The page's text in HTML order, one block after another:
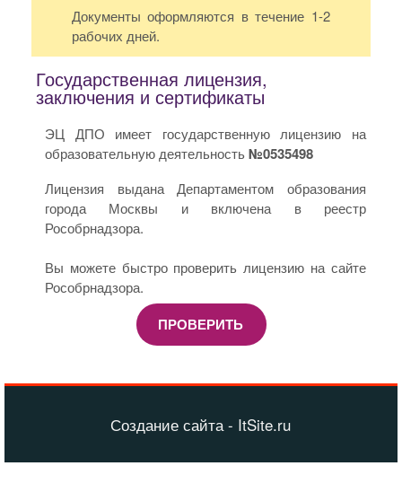
Документы оформляются в течение 1-2
рабочих дней.
Государственная лицензия,
заключения и сертификаты
ЭЦ ДПО имеет государственную лицензию на
образовательную деятельность№0535498
Лицензия выдана Департаментом образования
города Москвы и включена в реестр
Рособрнадзора.
Вы можете быстро проверить лицензию на сайте
Рособрнадзора.
ПРОВЕРИТЬ
Создание сайта - ItSite.ru